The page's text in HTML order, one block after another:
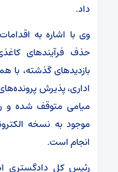
داد.
وی با اشاره به
حذف فرآیندهای
بازدیدهای گذشته، با
اداری، پذیرش
میامی متوقف شده و
موجود به نسخه
انجام است.
رئیس کل دادگستری